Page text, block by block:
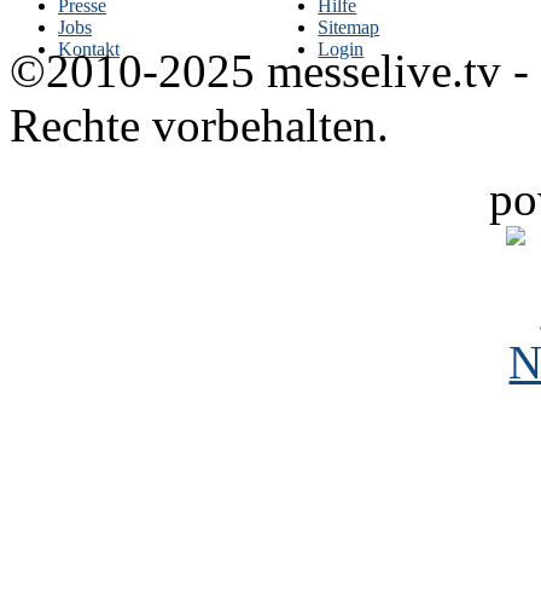
Presse
Jobs
Kontakt
Hilfe
Sitemap
Login
©2010-2025 messelive.tv -
Rechte vorbehalten.